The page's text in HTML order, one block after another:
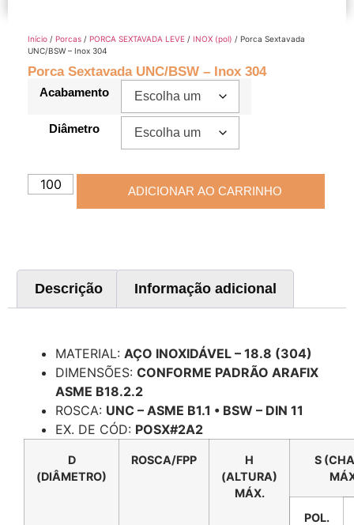
Início / Porcas / PORCA SEXTAVADA LEVE / INOX (pol) / Porca Sextavada
UNC/BSW – Inox 304
Porca Sextavada UNC/BSW – Inox 304
Acabamento
Diâmetro
ADICIONAR AO CARRINHO
Descrição Informação adicional
MATERIAL: AÇO INOXIDÁVEL – 18.8 (304)
DIMENSÕES: CONFORME PADRÃO ARAFIX
ASME B18.2.2
ROSCA: UNC – ASME B1.1 • BSW – DIN 11
EX. DE CÓD: POSX#2A2
D
(DIÂMETRO)
ROSCA/FPP
H
(ALTURA)
MÁX.
S
POL.